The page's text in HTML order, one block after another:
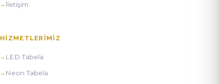
İletişim
HIZMETLERIMIZ
LED Tabela
Neon Tabela